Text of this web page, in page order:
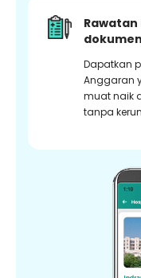
Dapatkan
Anggaran
muat naik
tanpa